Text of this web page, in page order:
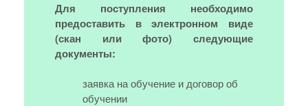
Для поступления необходимо
предоставить в электронном виде
(скан или фото) следующие
документы:
заявка на обучение и договор об
обучении